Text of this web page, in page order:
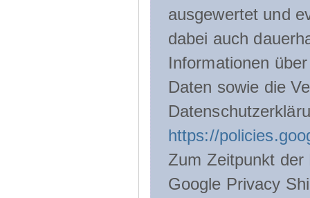
ausgewertet und
dabei auch
Informationen
Daten sowie die
https://
Zum Zeitpunkt der
Google Privacy